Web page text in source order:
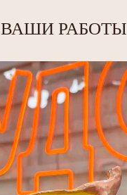
ВАШИ РАБОТЫ